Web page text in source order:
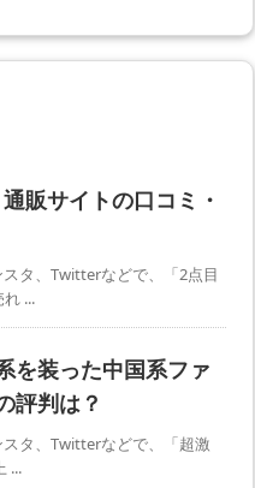
販サイトの口コミ・
タ、Twitterなどで、「2点目
...
を装った中国系ファ
評判は？
タ、Twitterなどで、「超激
...